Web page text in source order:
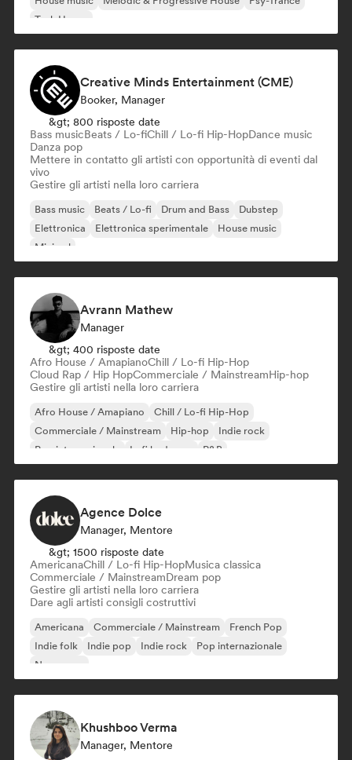
Tech House
Creative Minds Entertainment (CME)
Booker, Manager
&gt; 800 risposte date
Bass musicBeats / Lo-fiChill / Lo-fi Hip-HopDance music
Danza pop
Mettere in contatto gli artisti con opportunità di eventi dal
vivo
Gestire gli artisti nella loro carriera
Bass music Beats / Lo-fi Drum and Bass
Dubstep
Elettronica
Elettronica sperimentale
House music
Minimal
Avrann Mathew
Manager
&gt; 400 risposte date
Afro House / AmapianoChill / Lo-fi Hip-Hop
Cloud Rap / Hip HopCommerciale / MainstreamHip-hop
Gestire gli artisti nella loro carriera
Afro House / Amapiano
Chill / Lo-fi Hip-Hop
Commerciale / Mainstream
Hip-hop
Indie rock
Pop internazionale
Lofi bedroom R&B
Agence Dolce
Manager, Mentore
&gt; 1500 risposte date
AmericanaChill / Lo-fi Hip-HopMusica classica
Commerciale / MainstreamDream pop
Gestire gli artisti nella loro carriera
Dare agli artisti consigli costruttivi
Americana Commerciale / Mainstream
French Pop
Indie folk
Indie pop Indie rock
Pop internazionale
New wave
Khushboo Verma
Manager, Mentore